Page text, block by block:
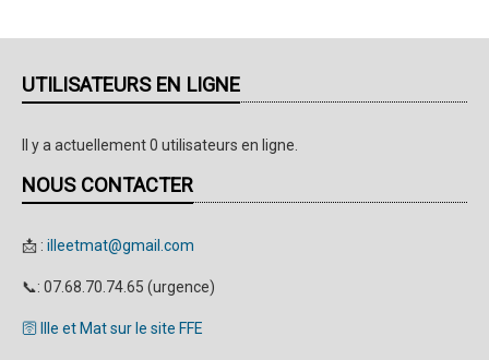
UTILISATEURS EN LIGNE
Il y a actuellement 0 utilisateurs en ligne.
NOUS CONTACTER
📩 : illeetmat@gmail.com
📞: 07.68.70.74.65 (urgence)
🛜 Ille et Mat sur le site FFE